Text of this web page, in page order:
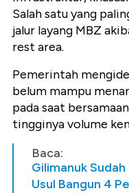
Salah satu yang
jalur layang MBZ
rest area.
Pemerintah
belum mampu
pada saat
tingginya volume
Baca:
Gilimanuk
Usul Bangun 4